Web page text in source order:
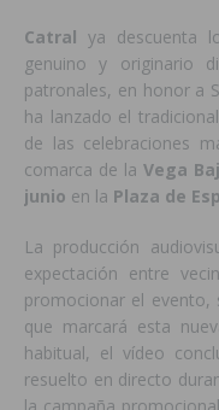
Catral ya descuenta
genuino y originario
patronales, en honor a
ha lanzado el
de las celebraciones
comarca de la Vega
junio en la Plaza de
La producción
expectación entre
promocionar el evento,
que marcará esta
habitual, el vídeo
resuelto en directo